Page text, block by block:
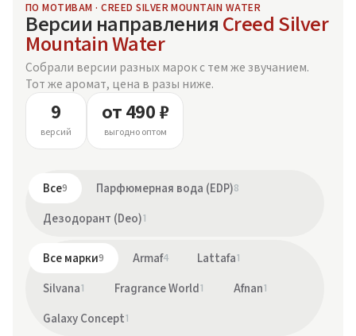
ПО МОТИВАМ · CREED SILVER MOUNTAIN WATER
Версии направления Creed Silver
Mountain Water
Собрали версии разных марок с тем же звучанием.
Тот же аромат, цена в разы ниже.
9
версий
от 490 ₽
выгодно оптом
Все9 Парфюмерная вода (EDP)8
Дезодорант (Deo)1
Все марки9 Armaf4 Lattafa1
Silvana1 Fragrance World 1 Afnan1
Galaxy Concept1